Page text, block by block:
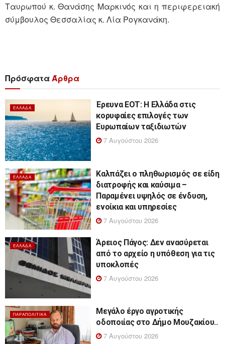
Ταυρωπού κ. Θανάσης Μαρκινός και η περιφερειακή
σύμβουλος Θεσσαλίας κ. Λία Ρογκανάκη.
ΠρόσφαταΆρθρα
ΕΛΛΆΔΑ
Έρευνα ΕΟΤ: Η Ελλάδα στις
κορυφαίες επιλογές των
Ευρωπαίων ταξιδιωτών
7 Αυγούστου 2026
ΕΛΛΆΔΑ
Καλπάζει ο πληθωρισμός σε είδη
διατροφής και καύσιμα –
Παραμένει υψηλός σε ένδυση,
ενοίκια και υπηρεσίες
7 Αυγούστου 2026
ΕΛΛΆΔΑ
Άρειος Πάγος: Δεν ανασύρεται
από το αρχείο η υπόθεση για τις
υποκλοπές
7 Αυγούστου 2026
ΠΑΡΑΠΟΛΙΤΙΚΆ
Μεγάλο έργο αγροτικής
οδοποιίας στο Δήμο Μουζακίου..
7 Αυγούστου 2026